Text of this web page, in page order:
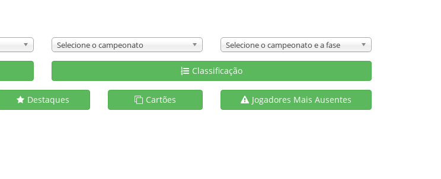
Selecione o campeonato Selecione o campeonato e a fase
Classificação
Destaques Cartões Jogadores Mais Ausentes